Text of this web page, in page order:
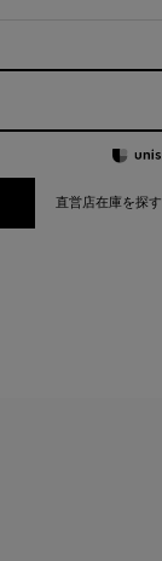
直営店在庫を探す